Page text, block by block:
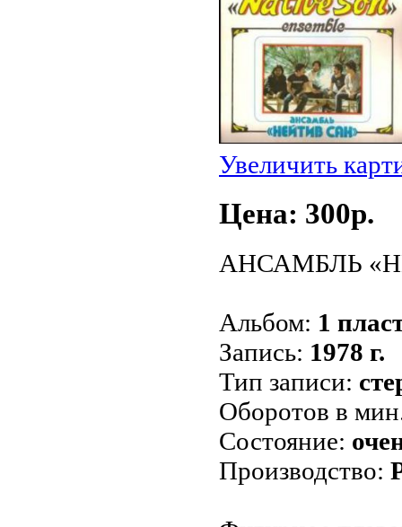
Увеличить
Цена: 300p.
АНСАМБЛЬ
Альбом: 1
Запись: 1978 г.
Тип записи:
Оборотов в
Состояние:
Производство: